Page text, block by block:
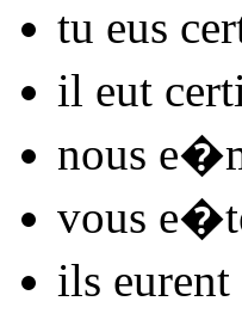
tu eus
il eut
nous
vous
ils